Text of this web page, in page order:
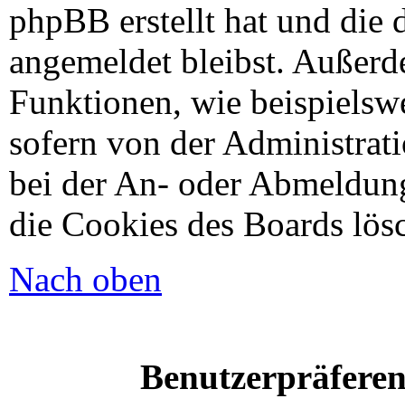
phpBB erstellt hat und die
angemeldet bleibst.
Funktionen, wie
sofern von der
bei der An- oder
die Cookies des Boards
Nach oben